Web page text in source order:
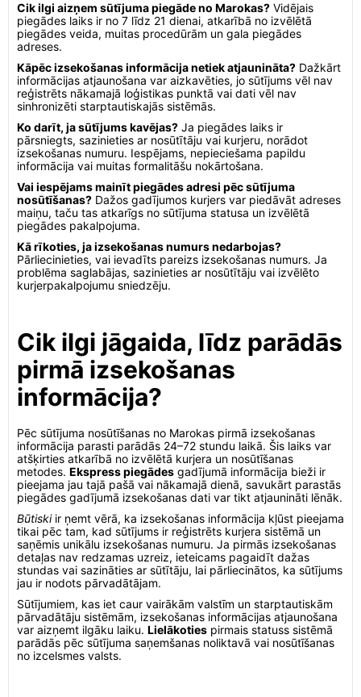
Cik ilgi aizņem sūtījuma piegāde no Marokas? Vidējais
piegādes laiks ir no 7 līdz 21 dienai, atkarībā no izvēlētā
piegādes veida, muitas procedūrām un gala piegādes
adreses.
Kāpēc izsekošanas informācija netiek atjaunināta? Dažkārt
informācijas atjaunošana var aizkavēties, jo sūtījums vēl nav
reģistrēts nākamajā loģistikas punktā vai dati vēl nav
sinhronizēti starptautiskajās sistēmās.
Ko darīt, ja sūtījums kavējas? Ja piegādes laiks ir
pārsniegts, sazinieties ar nosūtītāju vai kurjeru, norādot
izsekošanas numuru. Iespējams, nepieciešama papildu
informācija vai muitas formalitāšu nokārtošana.
Vai iespējams mainīt piegādes adresi pēc sūtījuma
nosūtīšanas? Dažos gadījumos kurjers var piedāvāt adreses
maiņu, taču tas atkarīgs no sūtījuma statusa un izvēlētā
piegādes pakalpojuma.
Kā rīkoties, ja izsekošanas numurs nedarbojas?
Pārliecinieties, vai ievadīts pareizs izsekošanas numurs. Ja
problēma saglabājas, sazinieties ar nosūtītāju vai izvēlēto
kurjerpakalpojumu sniedzēju.
Cik ilgi jāgaida, līdz parādās
pirmā izsekošanas
informācija?
Pēc sūtījuma nosūtīšanas no Marokas pirmā izsekošanas
informācija parasti parādās 24–72 stundu laikā. Šis laiks var
atšķirties atkarībā no izvēlētā kurjera un nosūtīšanas
metodes. Ekspress piegādes gadījumā informācija bieži ir
pieejama jau tajā pašā vai nākamajā dienā, savukārt parastās
piegādes gadījumā izsekošanas dati var tikt atjaunināti lēnāk.
Būtiskiir ņemt vērā, ka izsekošanas informācija kļūst pieejama
tikai pēc tam, kad sūtījums ir reģistrēts kurjera sistēmā un
saņēmis unikālu izsekošanas numuru. Ja pirmās izsekošanas
detaļas nav redzamas uzreiz, ieteicams pagaidīt dažas
stundas vai sazināties ar sūtītāju, lai pārliecinātos, ka sūtījums
jau ir nodots pārvadātājam.
Sūtījumiem, kas iet caur vairākām valstīm un starptautiskām
pārvadātāju sistēmām, izsekošanas informācijas atjaunošana
var aizņemt ilgāku laiku. Lielākoties pirmais statuss sistēmā
parādās pēc sūtījuma saņemšanas noliktavā vai nosūtīšanas
no izcelsmes valsts.